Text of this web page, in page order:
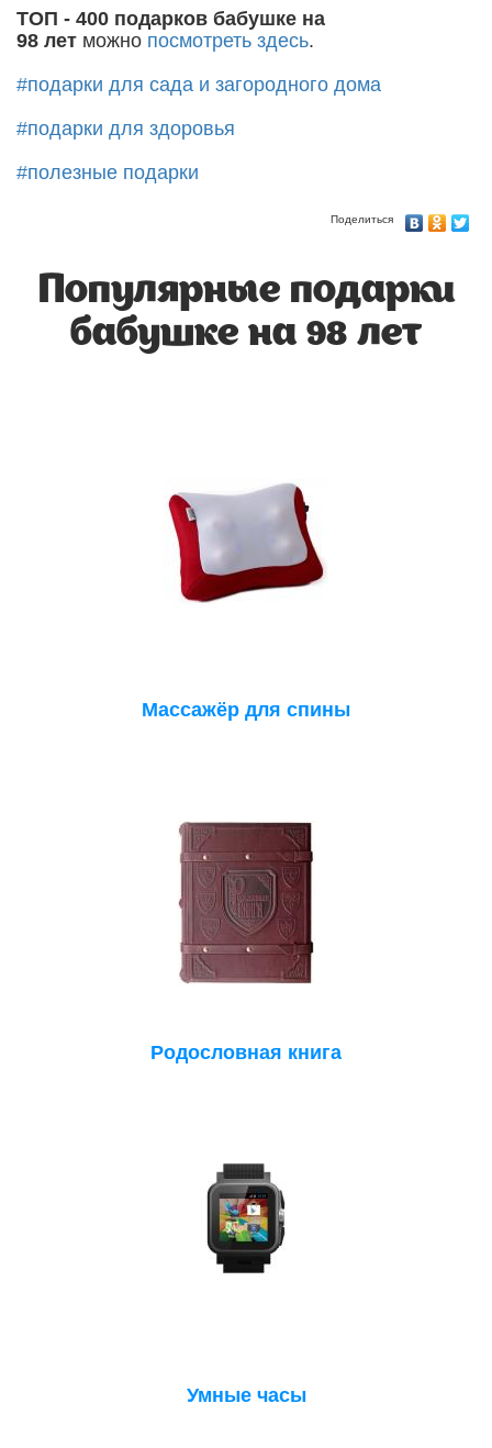
ТОП - 400 подарков бабушке на
98 лет можно посмотреть здесь.
#подарки для сада и загородного дома
#подарки для здоровья
#полезные подарки
Поделиться
Популярные подарки
бабушке на 98 лет
Массажёр для спины
Родословная книга
Умные часы